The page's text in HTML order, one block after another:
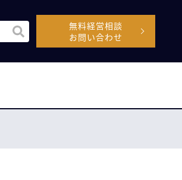
能付きの検索フィールドです。
ので、候補はありません。
無料経営相談
お問い合わせ